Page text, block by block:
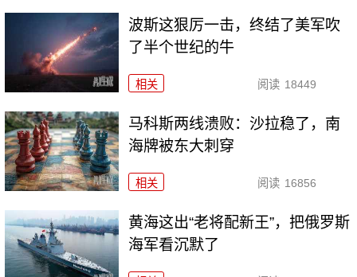
波斯这狠厉一击，终结了美军吹
了半个世纪的牛
相关 阅读 18449
马科斯两线溃败：沙拉稳了，南
海牌被东大刺穿
相关 阅读 16856
黄海这出“老将配新王”，把俄罗斯
海军看沉默了